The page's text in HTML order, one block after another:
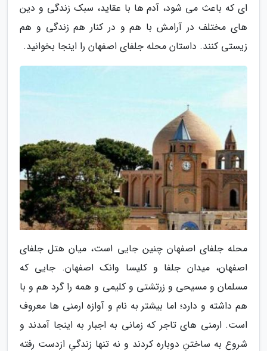
ای که باعث می شود، آدم ها با عقاید، سبک زندگی و دین
های مختلف در آرامش با هم و در کنار هم زندگی و هم
زیستی کنند. داستان محله جلفای اصفهان را اینجا بخوانید.
محله جلفای اصفهان چنین جایی است، میان هتل جلفای
اصفهان، میدان جلفا و کلیسا وانک اصفهان. جایی که
مسلمان و مسیحی و زرتشتی و کلیمی و همه را گرد هم و با
هم داشته و دارد؛ اما بیشتر به نام و آوازه ارمنی ها معروف
است. ارمنی های تاجر که زمانی به اجبار به اینجا آمدند و
شروع به ساختنِ دوباره کردند و نه تنها زندگیِ ازدست رفته